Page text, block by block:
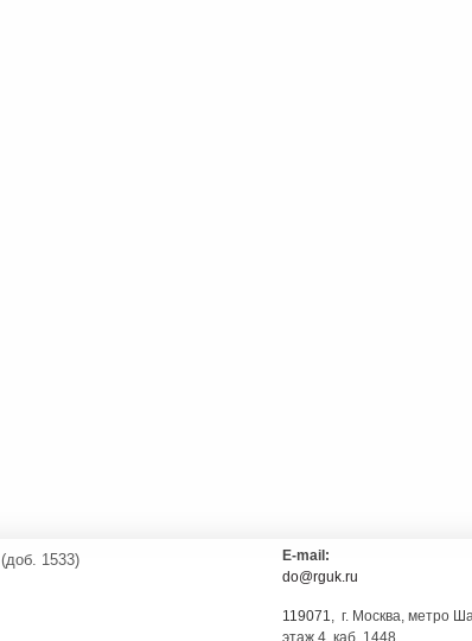
(доб. 1533)
E-mail:
do@rguk.ru
119071, г. Москва, метро